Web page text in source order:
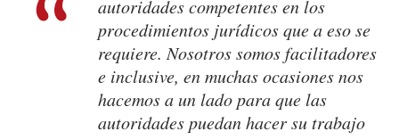
autoridades competentes en los
procedimientos jurídicos que a eso se
requiere. Nosotros somos facilitadores
e inclusive, en muchas ocasiones nos
hacemos a un lado para que las
autoridades puedan hacer su trabajo